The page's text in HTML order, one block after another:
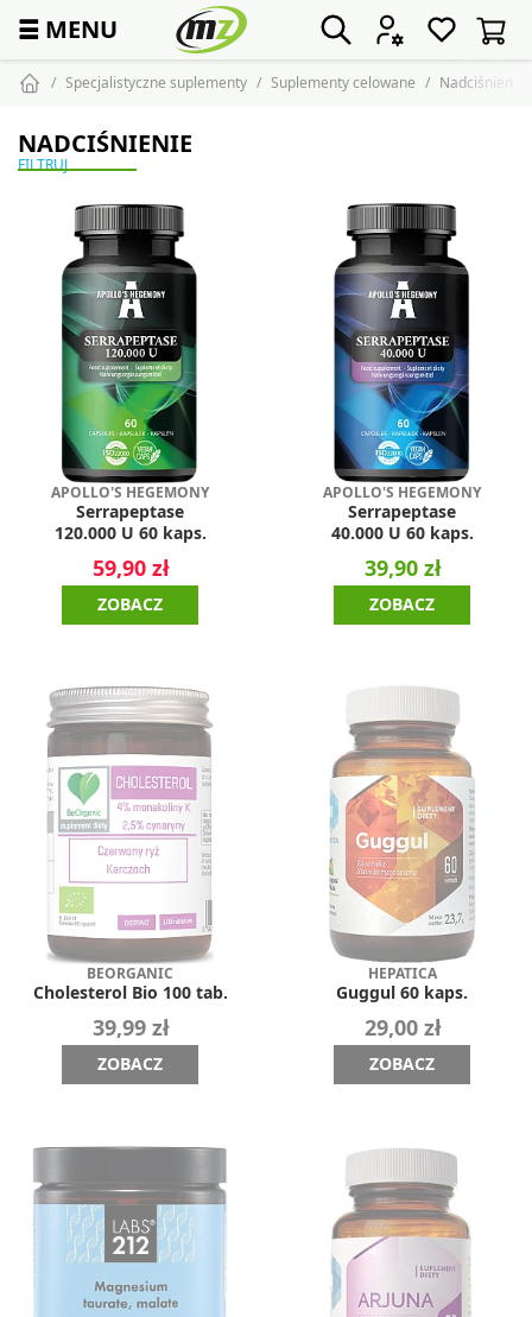
☰ MENU
Specjalistyczne suplementy Suplementy celowane Nadciśnienie
NADCIŚNIENIE
FILTRUJ
APOLLO'S HEGEMONY
Serrapeptase
120.000 U 60 kaps.
59,90 zł
ZOBACZ
APOLLO'S HEGEMONY
Serrapeptase
40.000 U 60 kaps.
39,90 zł
ZOBACZ
BEORGANIC
Cholesterol Bio 100 tab.
39,99 zł
ZOBACZ
HEPATICA
Guggul 60 kaps.
29,00 zł
ZOBACZ